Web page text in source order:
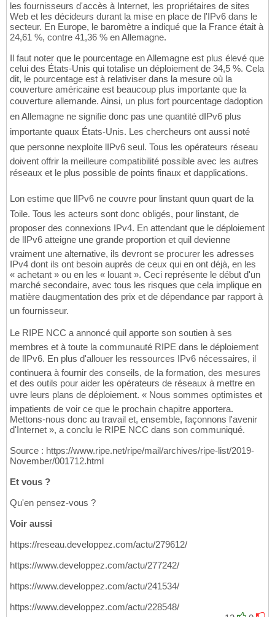
les fournisseurs d'accès à Internet, les propriétaires de sites
Web et les décideurs durant la mise en place de l'IPv6 dans le
secteur. En Europe, le baromètre a indiqué que la France était à
24,61 %, contre 41,36 % en Allemagne.
Il faut noter que le pourcentage en Allemagne est plus élevé que
celui des États-Unis qui totalise un déploiement de 34,5 %. Cela
dit, le pourcentage est à relativiser dans la mesure où la
couverture américaine est beaucoup plus importante que la
couverture allemande. Ainsi, un plus fort pourcentage dadoption
en Allemagne ne signifie donc pas une quantité dIPv6 plus
importante quaux États-Unis. Les chercheurs ont aussi noté
que personne nexploite lIPv6 seul. Tous les opérateurs réseau
doivent offrir la meilleure compatibilité possible avec les autres
réseaux et le plus possible de points finaux et dapplications.
Lon estime que lIPv6 ne couvre pour linstant quun quart de la
Toile. Tous les acteurs sont donc obligés, pour linstant, de
proposer des connexions IPv4. En attendant que le déploiement
de lIPv6 atteigne une grande proportion et quil devienne
vraiment une alternative, ils devront se procurer les adresses
IPv4 dont ils ont besoin auprès de ceux qui en ont déjà, en les
« achetant » ou en les « louant ». Ceci représente le début d'un
marché secondaire, avec tous les risques que cela implique en
matière daugmentation des prix et de dépendance par rapport à
un fournisseur.
Le RIPE NCC a annoncé quil apporte son soutien à ses
membres et à toute la communauté RIPE dans le déploiement
de lIPv6. En plus d'allouer les ressources IPv6 nécessaires, il
continuera à fournir des conseils, de la formation, des mesures
et des outils pour aider les opérateurs de réseaux à mettre en
uvre leurs plans de déploiement. « Nous sommes optimistes et
impatients de voir ce que le prochain chapitre apportera.
Mettons-nous donc au travail et, ensemble, façonnons l'avenir
d'Internet », a conclu le RIPE NCC dans son communiqué.
Source : https://www.ripe.net/ripe/mail/archives/ripe-list/2019-
November/001712.html
Et vous ?
Qu'en pensez-vous ?
Voir aussi
https://reseau.developpez.com/actu/279612/
https://www.developpez.com/actu/277242/
https://www.developpez.com/actu/241534/
https://www.developpez.com/actu/228548/